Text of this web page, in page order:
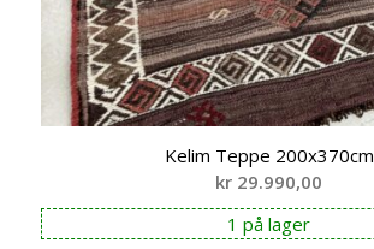
Kelim Teppe 200x370cm
kr 29.990,00
1 på lager